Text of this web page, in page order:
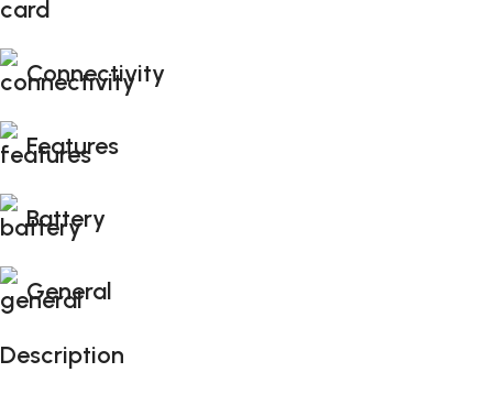
Connectivity
Features
Battery
General
Description